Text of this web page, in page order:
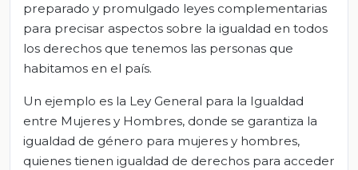
preparado y promulgado leyes complementarias
para precisar aspectos sobre la igualdad en todos
los derechos que tenemos las personas que
habitamos en el país.
Un ejemplo es la Ley General para la Igualdad
entre Mujeres y Hombres, donde se garantiza la
igualdad de género para mujeres y hombres,
quienes tienen igualdad de derechos para acceder